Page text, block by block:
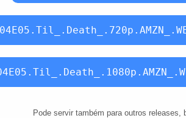
Pode servir também para outros releases,